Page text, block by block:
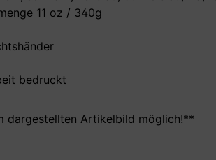
11 oz / 340g
bedruckt
dargestellten Artikelbild möglich!**